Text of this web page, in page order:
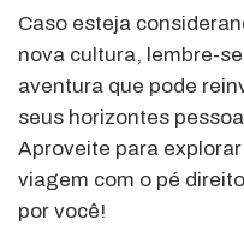
Caso esteja
nova cultura, lembre-
aventura que pode
seus horizontes
Aproveite para
viagem com o pé
por você!